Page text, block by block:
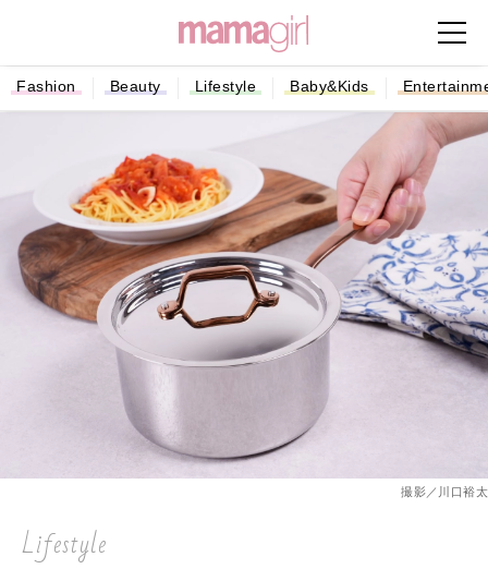
Fashion Beauty Lifestyle Baby&Kids
撮影／川口裕太
Lifestyle